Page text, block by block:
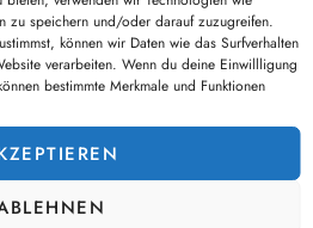
zu speichern und/oder darauf zuzugreifen.
können wir Daten wie das Surfverhalten
verarbeiten. Wenn du deine Einwillligung
bestimmte Merkmale und Funktionen
DE453558551